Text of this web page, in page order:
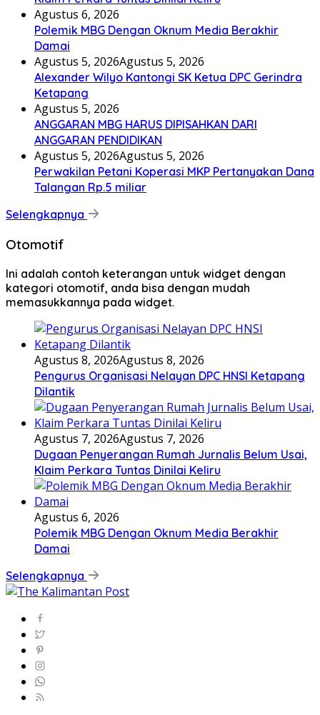
Agustus 6, 2026
Polemik MBG Dengan Oknum Media Berakhir
Damai
Agustus 5, 2026Agustus 5, 2026
Alexander Wilyo Kantongi SK Ketua DPC Gerindra
Ketapang
Agustus 5, 2026
ANGGARAN MBG HARUS DIPISAHKAN DARI
ANGGARAN PENDIDIKAN
Agustus 5, 2026Agustus 5, 2026
Perwakilan Petani Koperasi MKP Pertanyakan Dana
Talangan Rp.5 miliar
Selengkapnya
Otomotif
Ini adalah contoh keterangan untuk widget dengan
kategori otomotif, anda bisa dengan mudah
memasukkannya pada widget.
Agustus 8, 2026Agustus 8, 2026
Pengurus Organisasi Nelayan DPC HNSI Ketapang
Dilantik
Agustus 7, 2026Agustus 7, 2026
Dugaan Penyerangan Rumah Jurnalis Belum Usai,
Klaim Perkara Tuntas Dinilai Keliru
Agustus 6, 2026
Polemik MBG Dengan Oknum Media Berakhir
Damai
Selengkapnya